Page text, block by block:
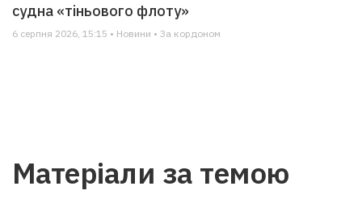
судна «тіньового флоту»
6 серпня 2026, 15:15 • Новини • За кордоном
Матеріали за темою